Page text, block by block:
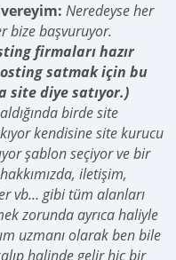
Neredeyse her
bize başvuruyor.
firmaları hazır
satmak için bu
site diye satıyor.)
birde site
kendisine site kurucu
şablon seçiyor ve bir
iletişim,
vb… gibi tüm alanları
zorunda ayrıca haliyle
uzmanı olarak ben bile
halinde gelir hiç bir